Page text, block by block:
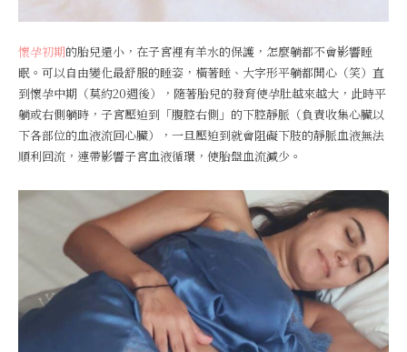
懷孕初期的胎兒還小，在子宮裡有羊水的保護，怎麼躺都不會影響睡
眠。可以自由變化最舒服的睡姿，橫著睡、大字形平躺都開心（笑）直
到懷孕中期（莫約20週後），隨著胎兒的發育使孕肚越來越大，此時平
躺或右側躺時，子宮壓迫到「腹腔右側」的下腔靜脈（負責收集心臟以
下各部位的血液流回心臟），一旦壓迫到就會阻礙下肢的靜脈血液無法
順利回流，連帶影響子宮血液循環，使胎盤血流減少。